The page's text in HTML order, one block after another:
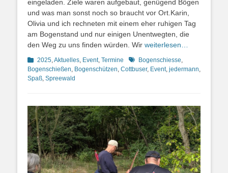
eingeladen. Ziele waren aufgebaut, genügend Bögen
und was man sonst noch so braucht vor Ort.Karin,
Olivia und ich rechneten mit einem eher ruhigen Tag
am Bogenstand und nur einigen Unentwegten, die
den Weg zu uns finden würden. Wir weiterlesen…
Kategorien
2025,Aktuelles, Event, Termine Schlagworte
Bogenschiesse,
Bogenschießen, Bogenschützen, Cottbuser, Event, jedermann,
Spaß, Spreewald